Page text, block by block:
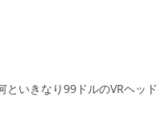
いきなり99ドルのVRヘッド